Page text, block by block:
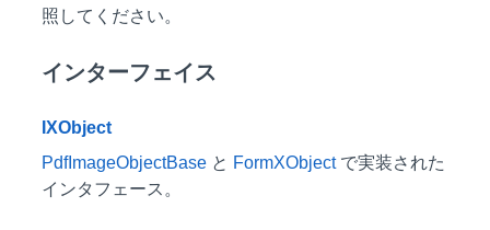
照してください。
インターフェイス
IXObject
PdfImageObjectBase と FormXObjectで実装された
インタフェース。